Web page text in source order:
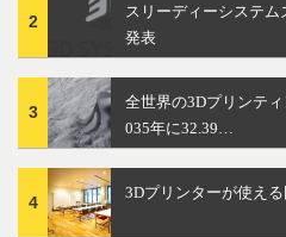
2
スリーディーシステ
発表
3
全世界の3Dプリンテ
035年に32.39…
4
3Dプリンターが使え